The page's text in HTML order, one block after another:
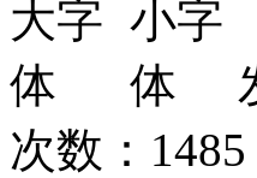
次数： 1485